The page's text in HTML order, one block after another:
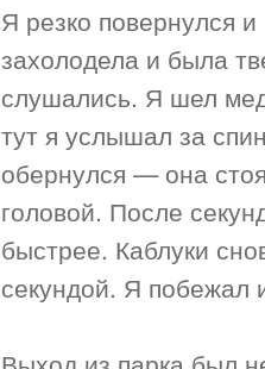
Я резко повернулся
захолодела и была
слушались. Я шел
тут я услышал за
обернулся — она
головой. После
быстрее. Каблуки
секундой. Я побежал